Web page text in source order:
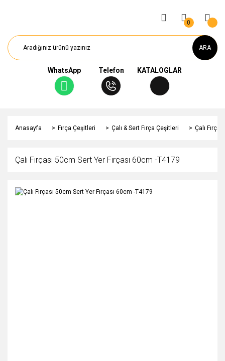
ARA
WhatsApp Telefon KATALOGLAR
0
Anasayfa Fırça Çeşitleri Çalı & Sert Fırça Çeşitleri Çalı
Çalı Fırçası 50cm Sert Yer Fırçası 60cm -T4179